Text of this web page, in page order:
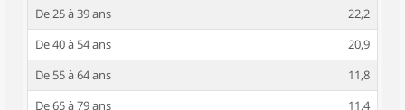
De 25 à 39 ans
22,2
De 40 à 54 ans
20,9
De 55 à 64 ans
11,8
De 65 à 79 ans
11,4